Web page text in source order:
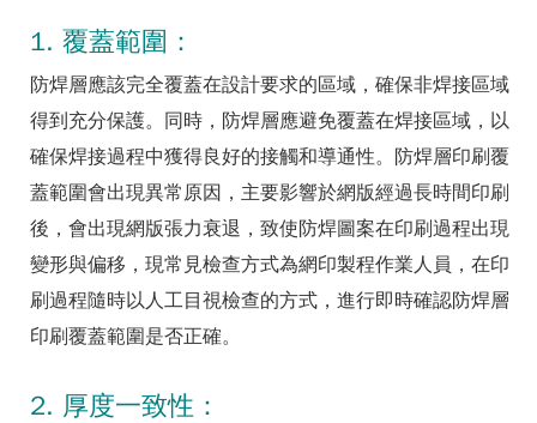
1. 覆蓋範圍：
防焊層應該完全覆蓋在設計要求的區域，確保非焊接區域
得到充分保護。同時，防焊層應避免覆蓋在焊接區域，以
確保焊接過程中獲得良好的接觸和導通性。防焊層印刷覆
蓋範圍會出現異常原因，主要影響於網版經過長時間印刷
後，會出現網版張力衰退，致使防焊圖案在印刷過程出現
變形與偏移，現常見檢查方式為網印製程作業人員，在印
刷過程隨時以人工目視檢查的方式，進行即時確認防焊層
印刷覆蓋範圍是否正確。
2. 厚度一致性：